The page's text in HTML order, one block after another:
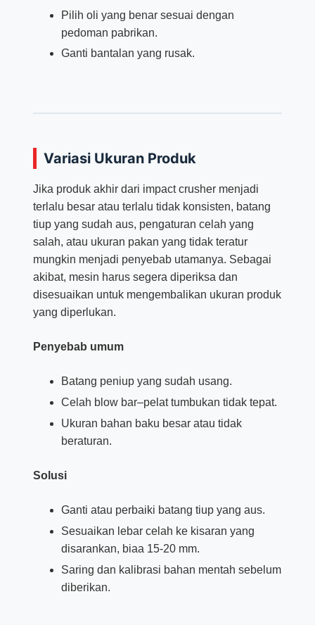
Pilih oli yang benar sesuai dengan
pedoman pabrikan.
Ganti bantalan yang rusak.
Variasi Ukuran Produk
Jika produk akhir dari impact crusher menjadi
terlalu besar atau terlalu tidak konsisten, batang
tiup yang sudah aus, pengaturan celah yang
salah, atau ukuran pakan yang tidak teratur
mungkin menjadi penyebab utamanya. Sebagai
akibat, mesin harus segera diperiksa dan
disesuaikan untuk mengembalikan ukuran produk
yang diperlukan.
Penyebab umum
Batang peniup yang sudah usang.
Celah blow bar–pelat tumbukan tidak tepat.
Ukuran bahan baku besar atau tidak
beraturan.
Solusi
Ganti atau perbaiki batang tiup yang aus.
Sesuaikan lebar celah ke kisaran yang
disarankan, biaa 15-20 mm.
Saring dan kalibrasi bahan mentah sebelum
diberikan.